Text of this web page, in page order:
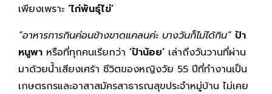
เพียงเพราะ ‘ไก่พันธุ์ไข่’
“อาหารการกินค่อนข้างขาดแคลนค่ะ บางวันก็ไม่ได้กิน” ป้า
หนูพา หรือที่ทุกคนเรียกว่า ‘ป้าน้อย’ เล่าถึงวันวานที่ผ่าน
มาด้วยน้ำเสียงเศร้า ชีวิตของหญิงวัย 55 ปีที่ทำงานเป็น
เกษตรกรและอาสาสมัครสาธารณสุขประจำหมู่บ้าน ไม่เคย